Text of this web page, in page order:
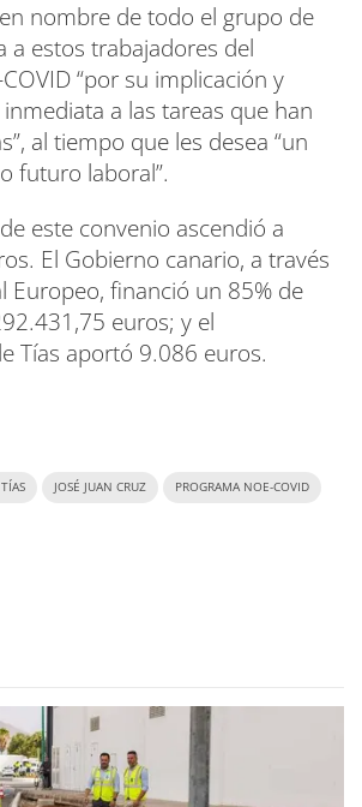
nombre de todo el grupo de
a estos trabajadores del
“por su implicación y
a las tareas que han
al tiempo que les desea “un
futuro laboral”.
este convenio ascendió a
El Gobierno canario, a través
Europeo, financió un 85% de
euros; y el
Tías aportó 9.086 euros.
JOSÉ JUAN CRUZ PROGRAMA NOE-COVID